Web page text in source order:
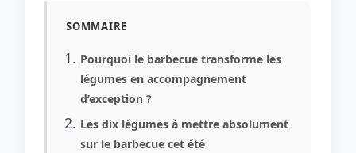
SOMMAIRE
Pourquoi le barbecue transforme les
légumes en accompagnement
d’exception ?
Les dix légumes à mettre absolument
sur le barbecue cet été